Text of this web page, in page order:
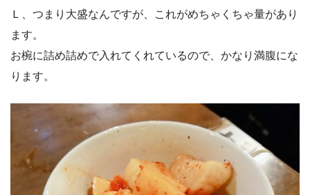
Ｌ、つまり大盛なんですが、これがめちゃくちゃ量があり
ます。
お椀に詰め詰めで入れてくれているので、かなり満腹にな
ります。